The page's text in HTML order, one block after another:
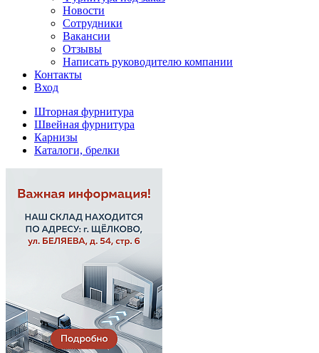
Новости
Сотрудники
Вакансии
Отзывы
Написать руководителю компании
Контакты
Вход
Шторная фурнитура
Швейная фурнитура
Карнизы
Каталоги, брелки